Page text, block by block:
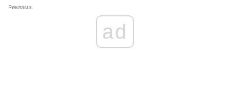
Реклама
ad